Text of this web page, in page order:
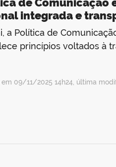
de
integrada e
a Política de
princípios voltados à
09/11/2025 14h24, última